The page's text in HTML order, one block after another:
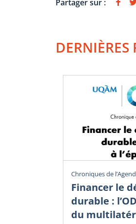
Partager sur :
Chroniques de
Financer le
durable :
du